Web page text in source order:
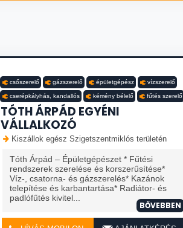
csőszerelő gázszerelő épületgépész vízszerelő
cserépkályhás, kandallós kémény bélelő fűtés szerelő
TÓTH ÁRPÁD EGYÉNI
VÁLLALKOZÓ
Kiszállok egész Szigetszentmiklós területén
Tóth Árpád – Épületgépészet * Fűtési
rendszerek szerelése és korszerűsítése*
Víz-, csatorna- és gázszerelés* Kazánok
telepítése és karbantartása* Radiátor- és
padlófűtés kivitel...
BŐVEBBEN